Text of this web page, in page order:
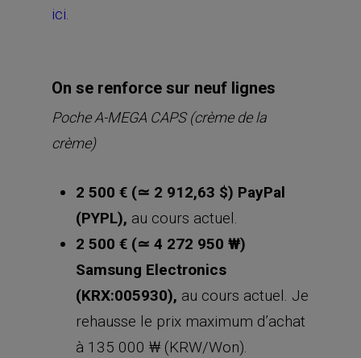
ici
On se renforce sur neuf lignes
Poche A-MEGA CAPS (crème de la
crème)
2 500 € (≃ 2 912,63 $) PayPal
(PYPL), au cours actuel.
2 500 € (≃ 4 272 950 ₩)
Samsung Electronics
(KRX:005930), au cours actuel. Je
rehausse le prix maximum d’achat
à 135 000 ₩ (KRW/Won).